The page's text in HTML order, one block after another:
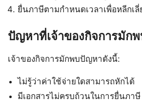
ยื่นภาษีตามกำหนดเวลาเพื่อหลีกเลี่
ปัญหาที่เจ้าของกิจการมัก
เจ้าของกิจการมักพบปัญหาดังนี้:
ไม่รู้ว่าค่าใช้จ่ายใดสามารถหักได้
มีเอกสารไม่ครบถ้วนในการยื่นภาษี